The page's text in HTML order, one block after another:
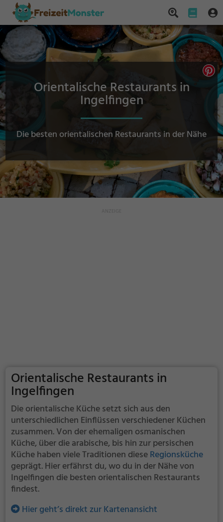
Orientalische Restaurants in
Ingelfingen
Die besten orientalischen Restaurants in der Nähe
Orientalische Restaurants in
Ingelfingen
Die orientalische Küche setzt sich aus den
unterschiedlichen Einflüssen verschiedener Küchen
zusammen. Von der ehemaligen osmanischen
Küche, über die arabische, bis hin zur persischen
Küche haben viele Traditionen dieseRegionsküche
geprägt. Hier erfährst du, wo du in der Nähe von
Ingelfingen die besten orientalischen Restaurants
findest.
Hier geht’s direkt zur Kartenansicht